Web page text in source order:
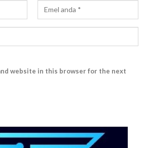
website in this browser for the next